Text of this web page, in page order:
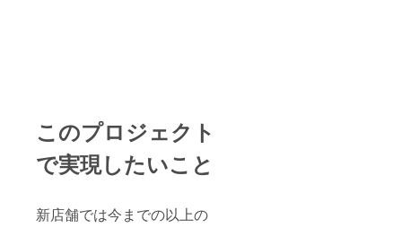
このプロジェクト
で実現したいこと
新店舗では今までの以上の